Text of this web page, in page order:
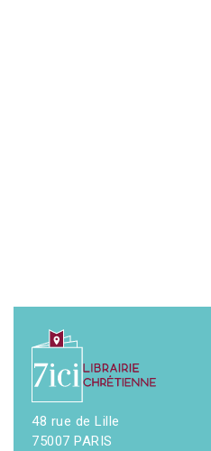
48 rue de Lille
75007 PARIS